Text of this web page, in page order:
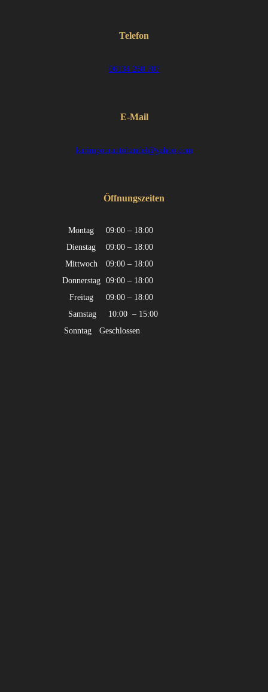
Telefon
06134 260 707
E-Mail
karimpourautohandel@yahoo.com
Öffnungszeiten
Montag
09:00 – 18:00
Dienstag
09:00 – 18:00
Mittwoch
09:00 – 18:00
Donnerstag
09:00 – 18:00
Freitag
09:00 – 18:00
Samstag
10:00 – 15:00
Sonntag
Geschlossen